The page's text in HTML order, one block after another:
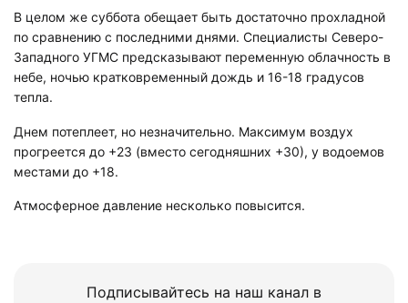
В целом же суббота обещает быть достаточно прохладной
по сравнению с последними днями. Специалисты Северо-
Западного УГМС предсказывают переменную облачность в
небе, ночью кратковременный дождь и 16-18 градусов
тепла.
Днем потеплеет, но незначительно. Максимум воздух
прогреется до +23 (вместо сегодняшних +30), у водоемов
местами до +18.
Атмосферное давление несколько повысится.
Подписывайтесь на наш канал в